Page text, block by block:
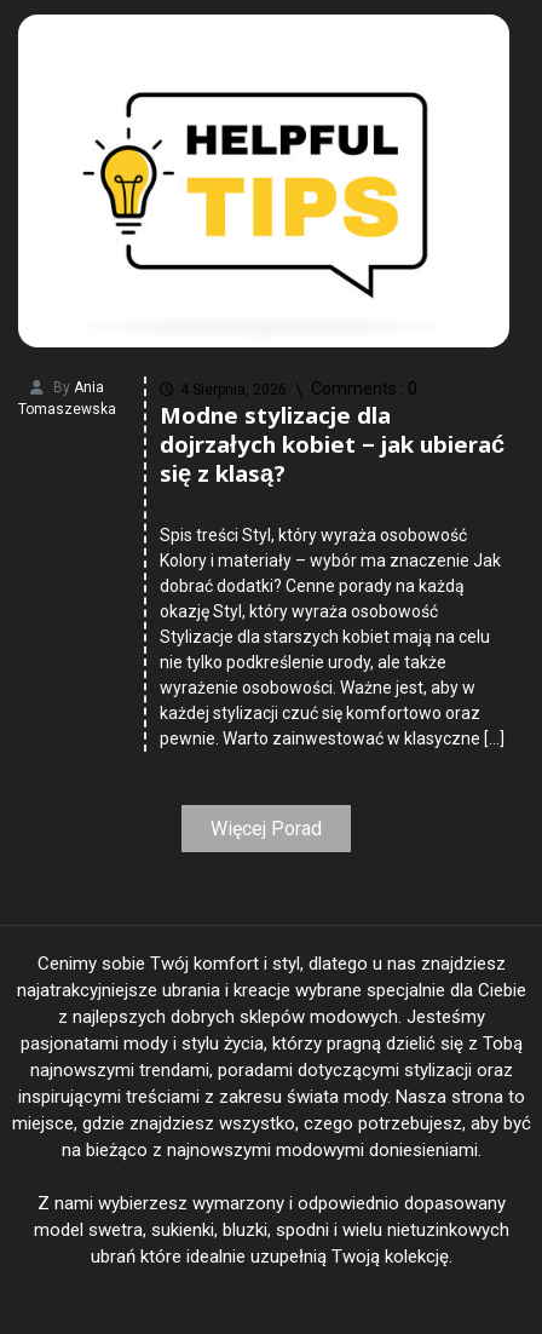
By Ania
Tomaszewska
4 Sierpnia, 2026 Comments : 0
Modne stylizacje dla
dojrzałych kobiet – jak ubierać
się z klasą?
Spis treści Styl, który wyraża osobowość
Kolory i materiały – wybór ma znaczenie Jak
dobrać dodatki? Cenne porady na każdą
okazję Styl, który wyraża osobowość
Stylizacje dla starszych kobiet mają na celu
nie tylko podkreślenie urody, ale także
wyrażenie osobowości. Ważne jest, aby w
każdej stylizacji czuć się komfortowo oraz
pewnie. Warto zainwestować w klasyczne […]
Więcej Porad
Cenimy sobie Twój komfort i styl, dlatego u nas znajdziesz
najatrakcyjniejsze ubrania i kreacje wybrane specjalnie dla Ciebie
z najlepszych dobrych sklepów modowych. Jesteśmy
pasjonatami mody i stylu życia, którzy pragną dzielić się z Tobą
najnowszymi trendami, poradami dotyczącymi stylizacji oraz
inspirującymi treściami z zakresu świata mody. Nasza strona to
miejsce, gdzie znajdziesz wszystko, czego potrzebujesz, aby być
na bieżąco z najnowszymi modowymi doniesieniami.
Z nami wybierzesz wymarzony i odpowiednio dopasowany
model swetra, sukienki, bluzki, spodni i wielu nietuzinkowych
ubrań które idealnie uzupełnią Twoją kolekcję.